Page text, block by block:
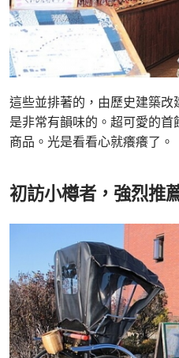
這些並排著的，由歷史建築
是非常有韻味的。超可愛的
商品。光是看看心就癢癢了。
初訪小樽者，強烈推